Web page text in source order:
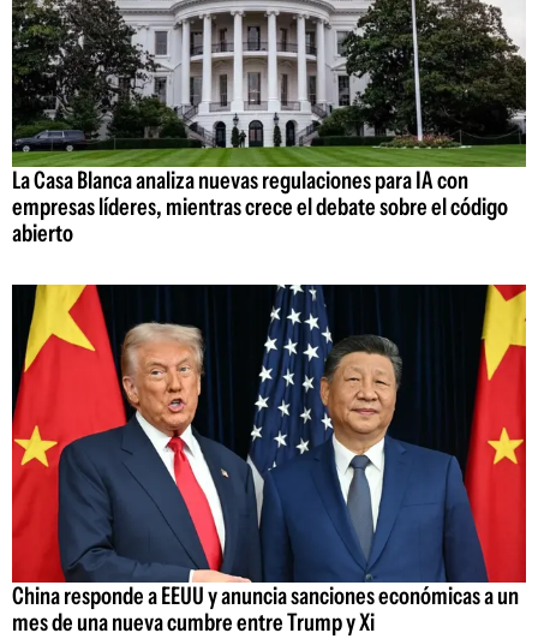
La Casa Blanca analiza nuevas regulaciones para IA con
empresas líderes, mientras crece el debate sobre el código
abierto
China responde a EEUU y anuncia sanciones económicas a un
mes de una nueva cumbre entre Trump y Xi